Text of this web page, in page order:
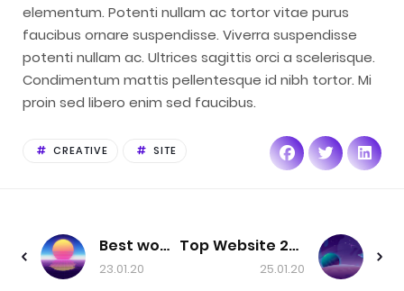
elementum. Potenti nullam ac tortor vitae purus
faucibus ornare suspendisse. Viverra suspendisse
potenti nullam ac. Ultrices sagittis orci a scelerisque.
Condimentum mattis pellentesque id nibh tortor. Mi
proin sed libero enim sed faucibus.
CREATIVE SITE
Best work
23.01.20
Top Website 2020
25.01.20